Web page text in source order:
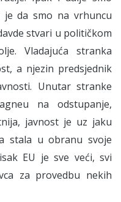
je da smo na vrhuncu
stvari u političkom
Vladajuća stranka
a njezin predsjednik
Unutar stranke
na odstupanje,
javnost je uz jaku
stala u obranu svoje
EU je sve veći, svi
za provedbu nekih